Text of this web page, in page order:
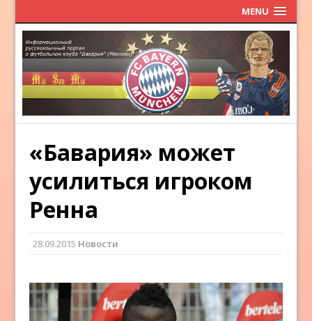
MENU
«Бавария» может
усилиться игроком
Ренна
28.09.2015 Новости